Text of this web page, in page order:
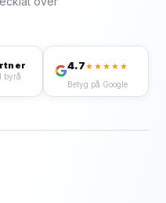
byrå
4.7★★★★★
Betyg på Google